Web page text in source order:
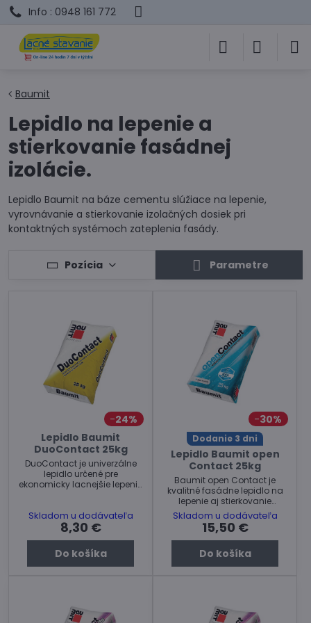
Info : 0948 161 772
Baumit
Lepidlo na lepenie a
stierkovanie fasádnej
izolácie.
Lepidlo Baumit na báze cementu slúžiace na lepenie,
vyrovnávanie a stierkovanie izolačných dosiek pri
kontaktných systémoch zateplenia fasády.
Pozícia Parametre
24%
Lepidlo Baumit
DuoContact 25kg
DuoContact je univerzálne
lepidlo určené pre
ekonomicky lacnejšie lepenie
hlavne pre použitie na
rodinné domy .
Skladom u dodávateľa
8,30 €
Do košíka
30%
Dodanie 3 dni
Lepidlo Baumit open
Contact 25kg
Baumit open Contact je
kvalitné fasádne lepidlo na
lepenie aj stierkovanie
fasádnych izolačných
dosiek.
Skladom u dodávateľa
15,50 €
Do košíka